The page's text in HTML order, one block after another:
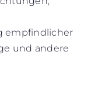
empfindlicher
und andere